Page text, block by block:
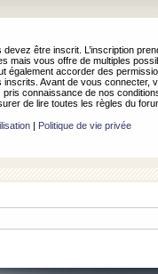
être inscrit. L’inscription
mais vous offre de multiples
également accorder des
inscrits. Avant de vous connecter,
connaissance de nos
de lire toutes les règles du
| Politique de vie privée